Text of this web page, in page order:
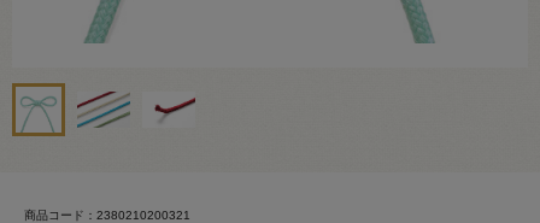
商品コード：2380210200321